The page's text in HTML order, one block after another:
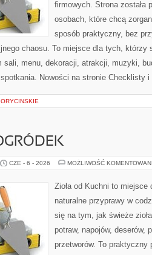
firmowych. Strona została
osobach, które chcą
sposób praktyczny, bez
chaosu. To miejsce dla tych, którzy
sali, menu, dekoracji, atrakcji, muzyki,
spotkania. Nowości na stronie Checklisty
CZE - 6 - 2026 MOŻLIWOŚĆ
Zioła od Kuchni to miejsce
naturalne przyprawy w
się na tym, jak świeże
potraw, napojów, deserów,
przetworów. To praktyczny